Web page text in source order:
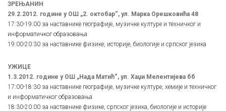
ЗРЕЊАНИН
29.2.2012. године у ОШ „2. октобар“, ул. Марка Орешковића 48
17:30-19:00 за наставнике географије, музичке културе и техничког и
информатичког образовања
19:00-20:30 за наставнике физике, историје, биологије и српског језика
УЖИЦЕ
1.3.2012. године у ОШ „Нада Матић“, ул. Хаџи Мелентијева бб
17:00-18:30 за наставнике географије, музичке културе, хемије и техничког
и информатичког образовања
18:30-20:00 за наставнике физике, српског језика, биологије и историје